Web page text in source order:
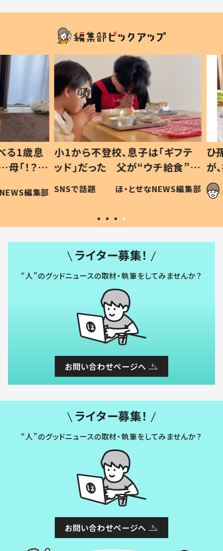
歳息
？」
編集部
小1から不登校、息子は「ギフテ
ッド」だった 父が“ウチ給食”を
作り続ける理由とは #令和の親
#令和の子
SNSで話題 ほ・とせなNEWS編集部
ひ孫
が、
「涙
い」
ライター募集！
“人”のグッドニュースの取材・執筆をしてみませんか？
お問い合わせページへ
ライター募集！
“人”のグッドニュースの取材・執筆をしてみませんか？
お問い合わせページへ